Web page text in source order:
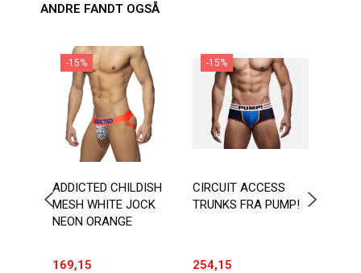
ANDRE FANDT OGSÅ
-15%
ADDICTED CHILDISH
MESH WHITE JOCK
NEON ORANGE
169,15
-15%
CIRCUIT ACCESS
TRUNKS FRA PUMP!
254,15